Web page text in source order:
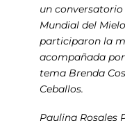
un
Mundial del
participaron la
acompañada
tema Brenda
Ceballos.
Paulina Rosales